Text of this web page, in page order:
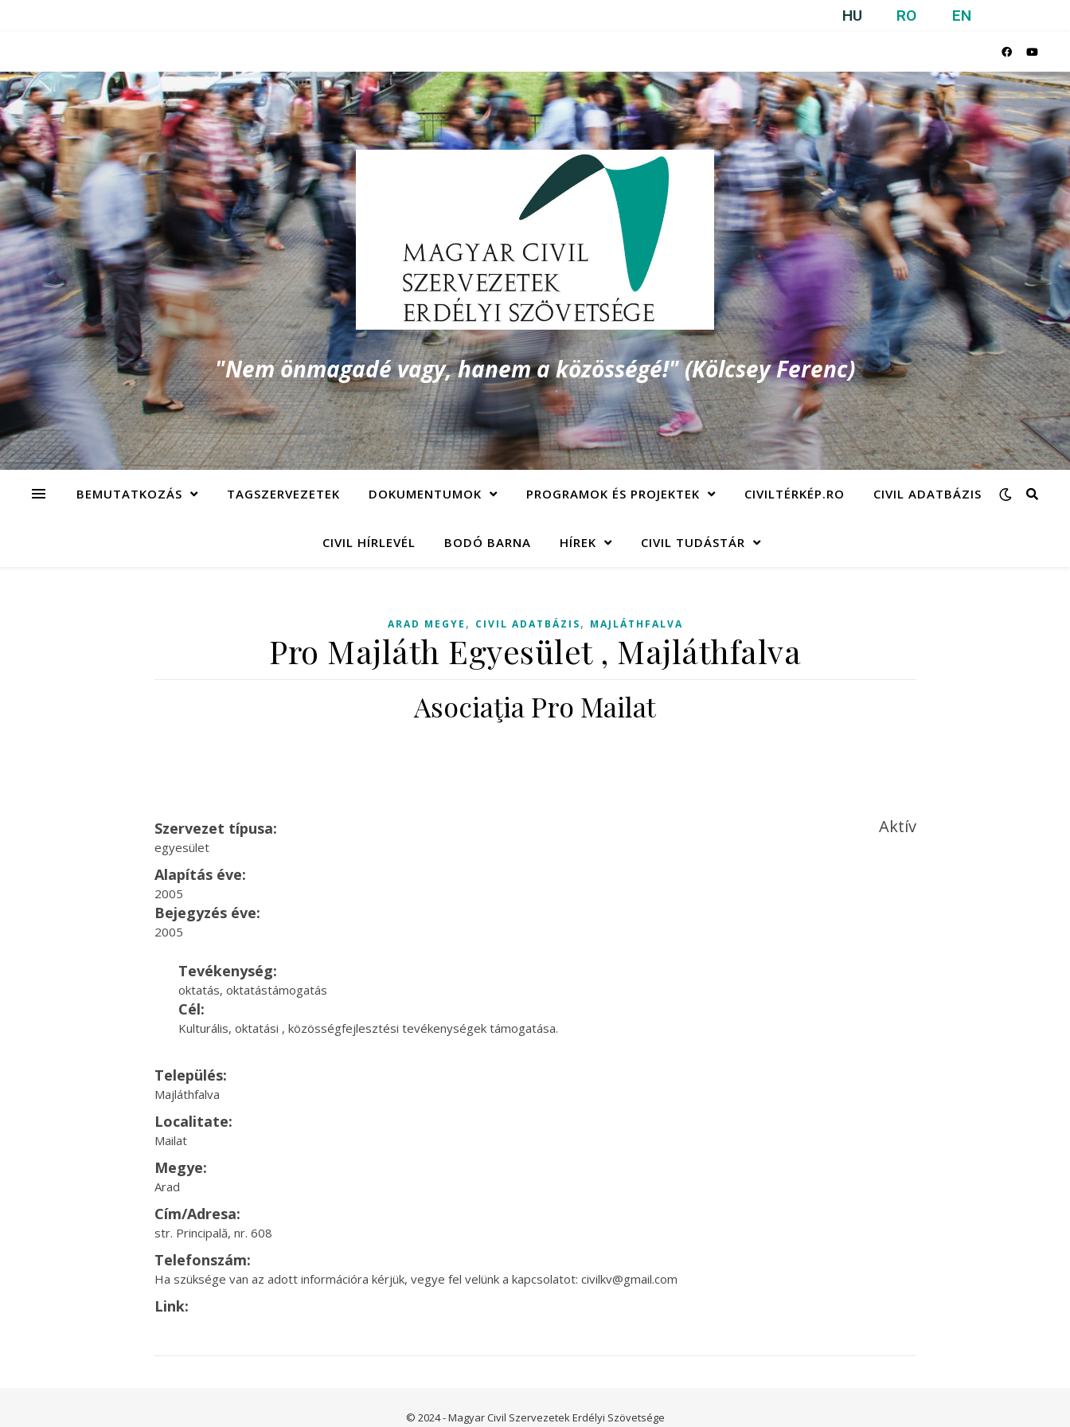
HU RO EN
"Nem önmagadé vagy, hanem a közösségé!" (Kölcsey Ferenc)
BEMUTATKOZÁS TAGSZERVEZETEK DOKUMENTUMOK PROGRAMOK ÉS PROJEKTEK CIVILTÉRKÉP.RO CIVIL ADATBÁZIS
CIVIL HÍRLEVÉL BODÓ BARNA HÍREK CIVIL TUDÁSTÁR
ARAD MEGYE , CIVIL ADATBÁZIS, MAJLÁTHFALVA
Pro Majláth Egyesület , Majláthfalva
Asociaţia Pro Mailat
Szervezet típusa:
egyesület
Aktív
Alapítás éve:
2005
Bejegyzés éve:
2005
Tevékenység:
oktatás, oktatástámogatás
Cél:
Kulturális, oktatási , közösségfejlesztési tevékenységek támogatása.
Település:
Majláthfalva
Localitate:
Mailat
Megye:
Arad
Cím/Adresa:
str. Principală, nr. 608
Telefonszám:
Ha szüksége van az adott információra kérjük, vegye fel velünk a kapcsolatot: civilkv@gmail.com
Link:
© 2024 - Magyar Civil Szervezetek Erdélyi Szövetsége